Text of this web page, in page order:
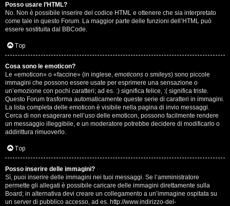
Posso usare l’HTML?
No. Non è possibile inserire del codice HTML e ottenere che sia interpretato
come tale in questo Forum. La maggior parte delle funzioni dell’HTML può
essere sostituita dal BBCode.
Top
Cosa sono le emoticon?
Le «emoticon» o «faccine» (in inglese, emoticons o smileys) sono piccole
immagini che possono essere usate per esprimere una sensazione o
un’emozione con pochi caratteri; ad es. :) significa felice, :( significa triste.
Questo Forum trasforma automaticamente queste serie di caratteri in immagini.
La lista completa delle emoticon è visibile nella pagina di invio messaggi.
Cerca di non esagerare nell’uso delle emoticon, possono facilmente rendere
un messaggio illeggibile, e un moderatore potrebbe decidere di modificarlo o
addirittura rimuoverlo.
Top
Posso inserire delle immagini?
Sì, puoi inserire delle immagini nei tuoi messaggi. Se l’amministratore
permette gli allegati è possibile caricare delle immagini direttamente sulla
Board; in alternativa devi creare un collegamento a un’immagine ospitata su
un server di pubblico accesso, ad es. http://www.indirizzo-del-
R
i
f
l
e
s
s
i
o
n
i